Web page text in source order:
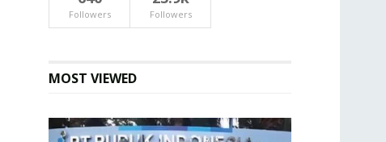
Followers Followers
MOST VIEWED